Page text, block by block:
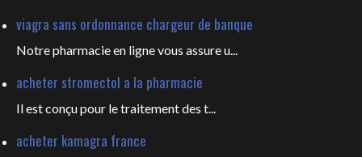
viagra sans ordonnance chargeur de banque
Notre pharmacie en ligne vous assure u...
acheter stromectol a la pharmacie
Il est conçu pour letraitement des t...
acheter kamagra france